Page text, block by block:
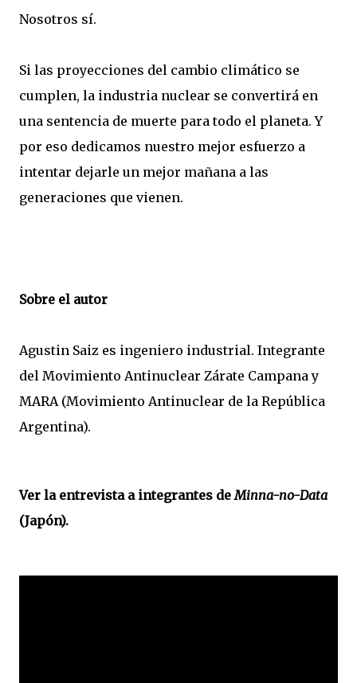
Nosotros sí.
Si las proyecciones del cambio climático se
cumplen, la industria nuclear se convertirá en
una sentencia de muerte para todo el planeta. Y
por eso dedicamos nuestro mejor esfuerzo a
intentar dejarle un mejor mañana a las
generaciones que vienen.
Sobre el autor
Agustin Saiz es ingeniero industrial. Integrante
del Movimiento Antinuclear Zárate Campana y
MARA (Movimiento Antinuclear de la República
Argentina).
Ver la entrevista a integrantes deMinna-no-Data
(Japón).